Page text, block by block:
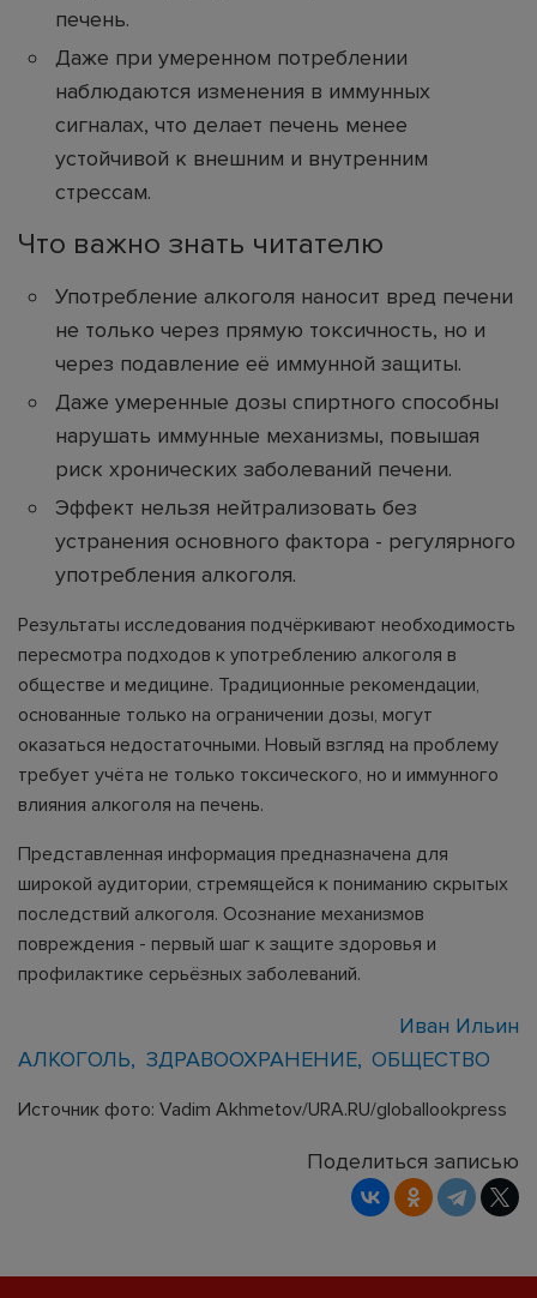
печень.
Даже при умеренном потреблении
наблюдаются изменения в иммунных
сигналах, что делает печень менее
устойчивой к внешним и внутренним
стрессам.
Что важно знать читателю
Употребление алкоголя наносит вред печени
не только через прямую токсичность, но и
через подавление её иммунной защиты.
Даже умеренные дозы спиртного способны
нарушать иммунные механизмы, повышая
риск хронических заболеваний печени.
Эффект нельзя нейтрализовать без
устранения основного фактора - регулярного
употребления алкоголя.
Результаты исследования подчёркивают необходимость
пересмотра подходов к употреблению алкоголя в
обществе и медицине. Традиционные рекомендации,
основанные только на ограничении дозы, могут
оказаться недостаточными. Новый взгляд на проблему
требует учёта не только токсического, но и иммунного
влияния алкоголя на печень.
Представленная информация предназначена для
широкой аудитории, стремящейся к пониманию скрытых
последствий алкоголя. Осознание механизмов
повреждения - первый шаг к защите здоровья и
профилактике серьёзных заболеваний.
Иван Ильин
АЛКОГОЛЬ
ЗДРАВООХРАНЕНИЕ ОБЩЕСТВО
Источник фото: Vadim Akhmetov/URA.RU/globallookpress
Поделиться записью